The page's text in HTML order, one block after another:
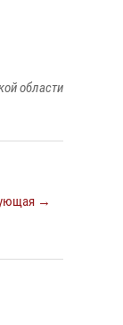
области
→